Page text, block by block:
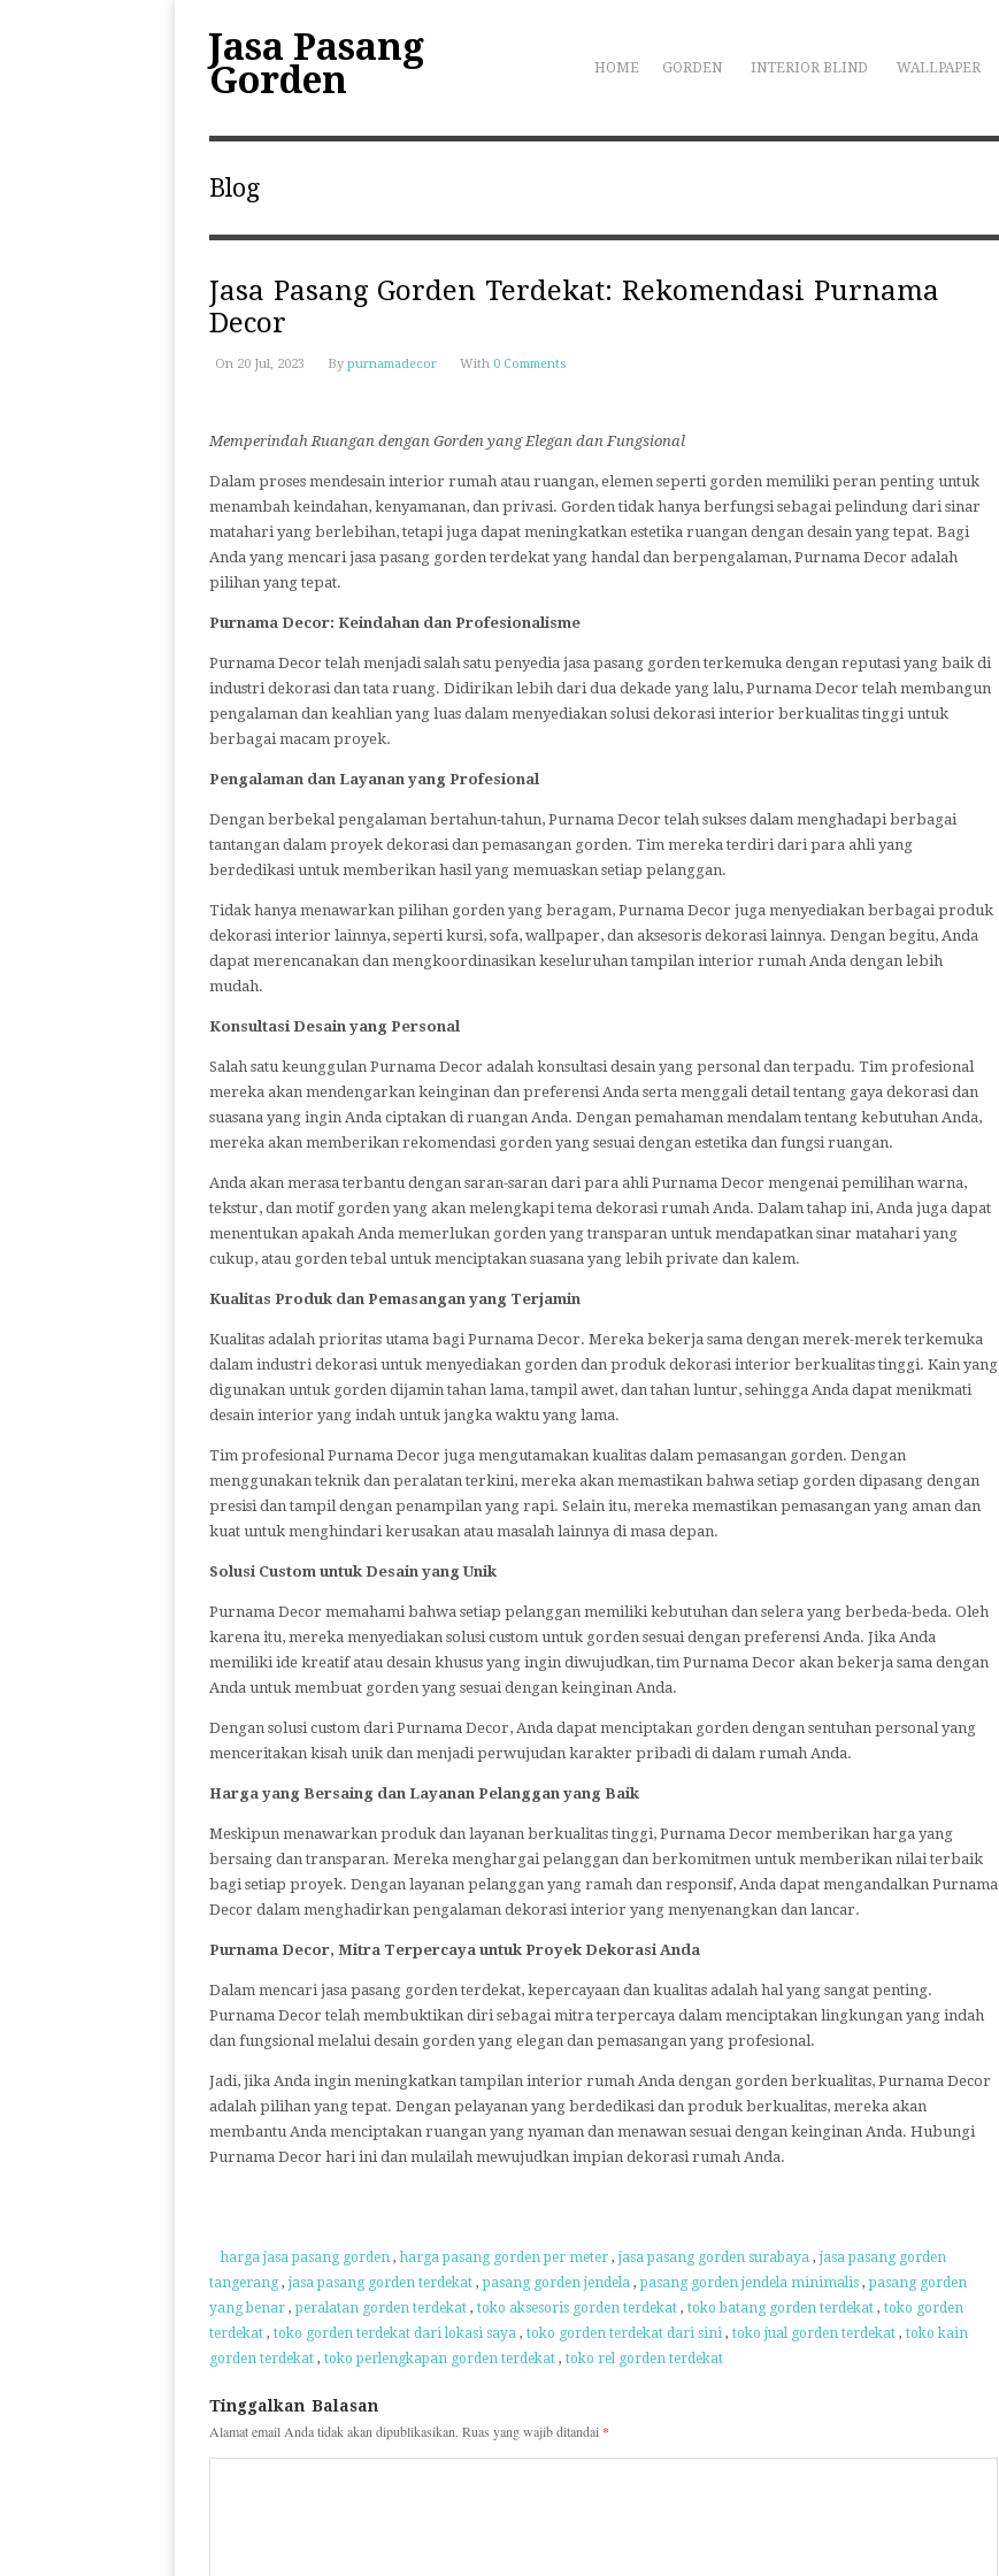
HOME GORDEN INTERIOR BLIND WALLPAPER
Jasa Pasang
Gorden
Blog
Jasa Pasang Gorden Terdekat: Rekomendasi Purnama
Decor
On 20 Jul, 2023 By purnamadecor With 0 Comments
Memperindah Ruangan dengan Gorden yang Elegan dan Fungsional
Dalam proses mendesain interior rumah atau ruangan, elemen seperti gorden memiliki peran penting untuk
menambah keindahan, kenyamanan, dan privasi. Gorden tidak hanya berfungsi sebagai pelindung dari sinar
matahari yang berlebihan, tetapi juga dapat meningkatkan estetika ruangan dengan desain yang tepat. Bagi
Anda yang mencari jasa pasang gorden terdekat yang handal dan berpengalaman, Purnama Decor adalah
pilihan yang tepat.
Purnama Decor: Keindahan dan Profesionalisme
Purnama Decor telah menjadi salah satu penyedia jasa pasang gorden terkemuka dengan reputasi yang baik di
industri dekorasi dan tata ruang. Didirikan lebih dari dua dekade yang lalu, Purnama Decor telah membangun
pengalaman dan keahlian yang luas dalam menyediakan solusi dekorasi interior berkualitas tinggi untuk
berbagai macam proyek.
Pengalaman dan Layanan yang Profesional
Dengan berbekal pengalaman bertahun-tahun, Purnama Decor telah sukses dalam menghadapi berbagai
tantangan dalam proyek dekorasi dan pemasangan gorden. Tim mereka terdiri dari para ahli yang
berdedikasi untuk memberikan hasil yang memuaskan setiap pelanggan.
Tidak hanya menawarkan pilihan gorden yang beragam, Purnama Decor juga menyediakan berbagai produk
dekorasi interior lainnya, seperti kursi, sofa, wallpaper, dan aksesoris dekorasi lainnya. Dengan begitu, Anda
dapat merencanakan dan mengkoordinasikan keseluruhan tampilan interior rumah Anda dengan lebih
mudah.
Konsultasi Desain yang Personal
Salah satu keunggulan Purnama Decor adalah konsultasi desain yang personal dan terpadu. Tim profesional
mereka akan mendengarkan keinginan dan preferensi Anda serta menggali detail tentang gaya dekorasi dan
suasana yang ingin Anda ciptakan di ruangan Anda. Dengan pemahaman mendalam tentang kebutuhan Anda,
mereka akan memberikan rekomendasi gorden yang sesuai dengan estetika dan fungsi ruangan.
Anda akan merasa terbantu dengan saran-saran dari para ahli Purnama Decor mengenai pemilihan warna,
tekstur, dan motif gorden yang akan melengkapi tema dekorasi rumah Anda. Dalam tahap ini, Anda juga dapat
menentukan apakah Anda memerlukan gorden yang transparan untuk mendapatkan sinar matahari yang
cukup, atau gorden tebal untuk menciptakan suasana yang lebih private dan kalem.
Kualitas Produk dan Pemasangan yang Terjamin
Kualitas adalah prioritas utama bagi Purnama Decor. Mereka bekerja sama dengan merek-merek terkemuka
dalam industri dekorasi untuk menyediakan gorden dan produk dekorasi interior berkualitas tinggi. Kain yang
digunakan untuk gorden dijamin tahan lama, tampil awet, dan tahan luntur, sehingga Anda dapat menikmati
desain interior yang indah untuk jangka waktu yang lama.
Tim profesional Purnama Decor juga mengutamakan kualitas dalam pemasangan gorden. Dengan
menggunakan teknik dan peralatan terkini, mereka akan memastikan bahwa setiap gorden dipasang dengan
presisi dan tampil dengan penampilan yang rapi. Selain itu, mereka memastikan pemasangan yang aman dan
kuat untuk menghindari kerusakan atau masalah lainnya di masa depan.
Solusi Custom untuk Desain yang Unik
Purnama Decor memahami bahwa setiap pelanggan memiliki kebutuhan dan selera yang berbeda-beda. Oleh
karena itu, mereka menyediakan solusi custom untuk gorden sesuai dengan preferensi Anda. Jika Anda
memiliki ide kreatif atau desain khusus yang ingin diwujudkan, tim Purnama Decor akan bekerja sama dengan
Anda untuk membuat gorden yang sesuai dengan keinginan Anda.
Dengan solusi custom dari Purnama Decor, Anda dapat menciptakan gorden dengan sentuhan personal yang
menceritakan kisah unik dan menjadi perwujudan karakter pribadi di dalam rumah Anda.
Harga yang Bersaing dan Layanan Pelanggan yang Baik
Meskipun menawarkan produk dan layanan berkualitas tinggi, Purnama Decor memberikan harga yang
bersaing dan transparan. Mereka menghargai pelanggan dan berkomitmen untuk memberikan nilai terbaik
bagi setiap proyek. Dengan layanan pelanggan yang ramah dan responsif, Anda dapat mengandalkan Purnama
Decor dalam menghadirkan pengalaman dekorasi interior yang menyenangkan dan lancar.
Purnama Decor, Mitra Terpercaya untuk Proyek Dekorasi Anda
Dalam mencari jasa pasang gorden terdekat, kepercayaan dan kualitas adalah hal yang sangat penting.
Purnama Decor telah membuktikan diri sebagai mitra terpercaya dalam menciptakan lingkungan yang indah
dan fungsional melalui desain gorden yang elegan dan pemasangan yang profesional.
Jadi, jika Anda ingin meningkatkan tampilan interior rumah Anda dengan gorden berkualitas, Purnama Decor
adalah pilihan yang tepat. Dengan pelayanan yang berdedikasi dan produk berkualitas, mereka akan
membantu Anda menciptakan ruangan yang nyaman dan menawan sesuai dengan keinginan Anda. Hubungi
Purnama Decor hari ini dan mulailah mewujudkan impian dekorasi rumah Anda.
harga jasa pasang gorden ,harga pasang gorden per meter ,jasa pasang gorden surabaya ,jasa pasang gorden
tangerang,jasa pasang gorden terdekat ,pasang gorden jendela ,pasang gorden jendela minimalis ,pasang gorden
yang benar ,peralatan gorden terdekat , toko aksesoris gorden terdekat , toko batang gorden terdekat , toko gorden
terdekat , toko gorden terdekat dari lokasi saya , toko gorden terdekat dari sini , toko jual gorden terdekat , toko kain
gorden terdekat , toko perlengkapan gorden terdekat , toko rel gorden terdekat
Tinggalkan Balasan
Alamat email Anda tidak akan dipublikasikan. Ruas yang wajib ditandai *